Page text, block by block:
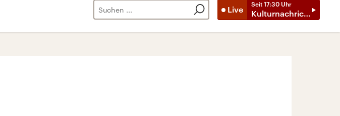
Live
Seit 17:30 Uhr
Kulturnachrichten